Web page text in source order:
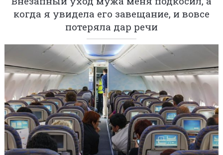
когда я увидела его завещание, и вовсе
потеряла дар речи